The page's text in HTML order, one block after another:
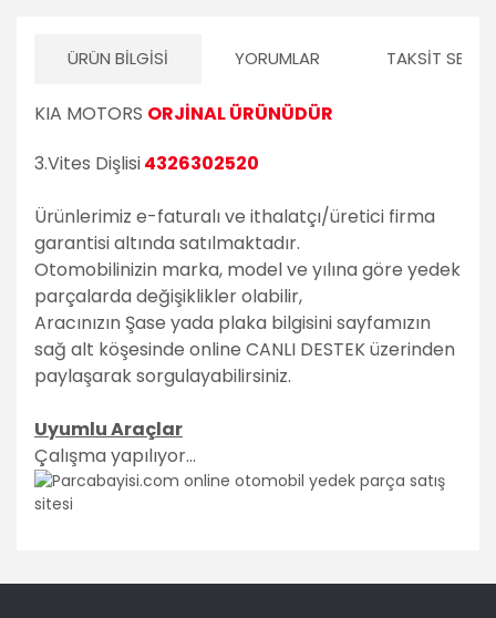
ÜRÜN BILGISI YORUMLAR TAKSIT
KIA MOTORS ORJİNAL ÜRÜNÜDÜR
3.Vites Dişlisi4326302520
Ürünlerimiz e-faturalı ve ithalatçı/üretici firma
garantisi altında satılmaktadır.
Otomobilinizin marka, model ve yılına göre yedek
parçalarda değişiklikler olabilir,
Aracınızın Şase yada plaka bilgisini sayfamızın
sağ alt köşesinde online CANLI DESTEK üzerinden
paylaşarak sorgulayabilirsiniz.
Uyumlu Araçlar
Çalışma yapılıyor...
konularda yetersiz gördüğünüz noktaları öneri formunu